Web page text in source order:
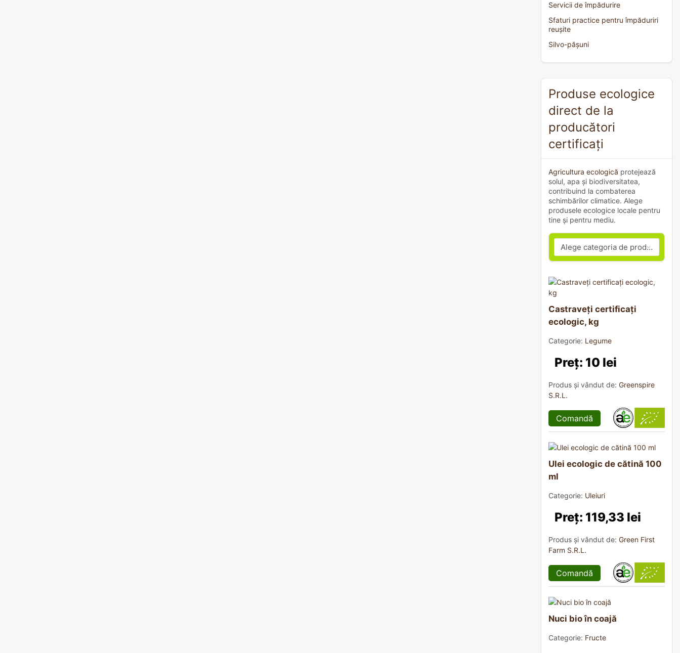
Servicii de împădurire
Sfaturi practice pentru împăduriri
reușite
Silvo-pășuni
Produse ecologice
direct de la
producători
certificați
Agricultura ecologică protejează
solul, apa și biodiversitatea,
contribuind la combaterea
schimbărilor climatice. Alege
produsele ecologice locale pentru
tine și pentru mediu.
Castraveți certificați
ecologic, kg
Categorie: Legume
Preț: 10 lei
Produs și vândut de: Greenspire
S.R.L.
Comandă
Ulei ecologic de cătină 100
ml
Categorie: Uleiuri
Preț: 119,33 lei
Produs și vândut de: Green First
Farm S.R.L.
Comandă
Nuci bio în coajă
Categorie: Fructe